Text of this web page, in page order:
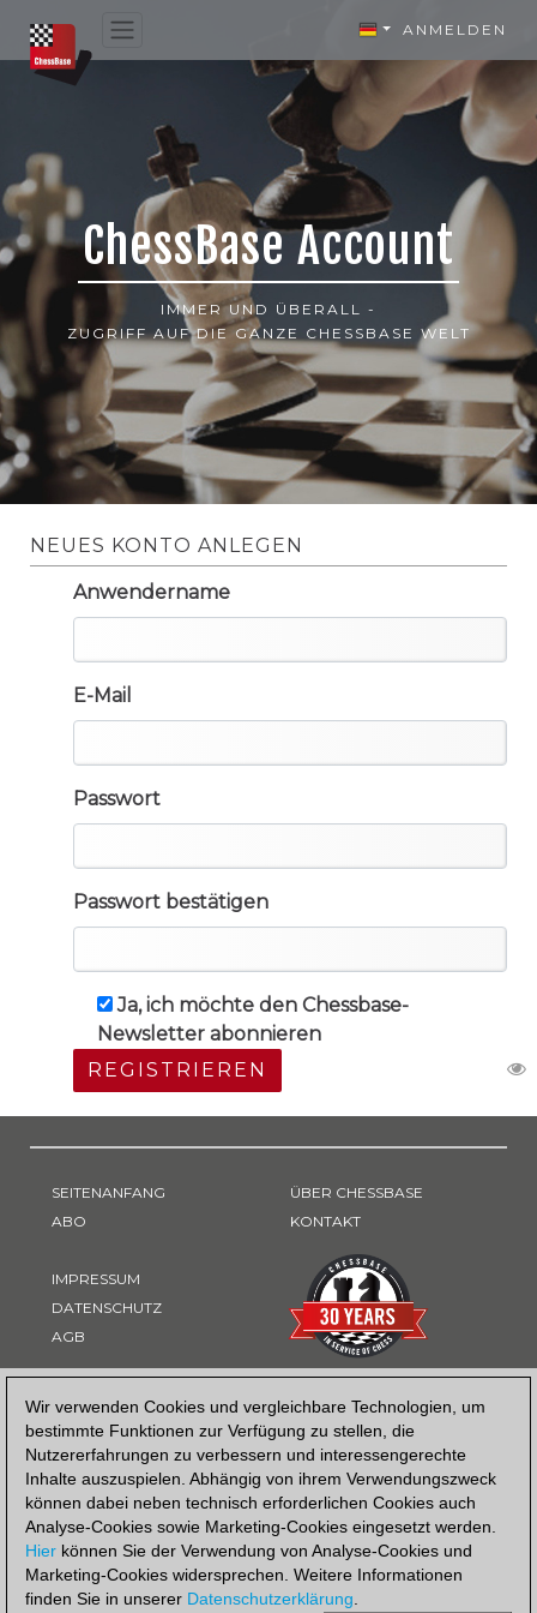
Wir verwenden Cookies und vergleichbare Technologien, um
bestimmte Funktionen zur Verfügung zu stellen, die
Nutzererfahrungen zu verbessern und interessengerechte
Inhalte auszuspielen. Abhängig von ihrem Verwendungszweck
können dabei neben technisch erforderlichen Cookies auch
Analyse-Cookies sowie Marketing-Cookies eingesetzt werden.
Hier können Sie der Verwendung von Analyse-Cookies und
Marketing-Cookies widersprechen. Weitere Informationen
finden Sie in unserer Datenschutzerklärung.
ANMELDEN
ChessBase Account
IMMER UND ÜBERALL -
ZUGRIFF AUF DIE GANZE CHESSBASE WELT
NEUES KONTO ANLEGEN
Anwendername
E-Mail
Passwort
Passwort bestätigen
Ja, ich möchte den Chessbase-
Newsletter abonnieren
REGISTRIEREN
SEITENANFANG
ABO
IMPRESSUM
DATENSCHUTZ
AGB
ÜBER CHESSBASE
KONTAKT
ZAHLUNGSART